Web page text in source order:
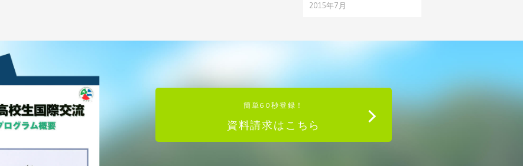
2015年7月
簡単60秒登録！
資料請求はこちら